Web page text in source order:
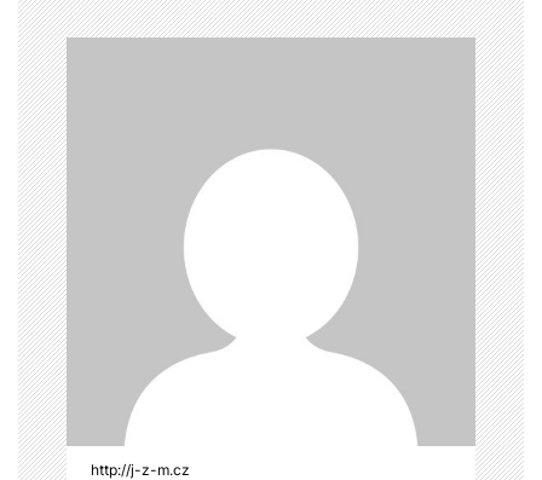
g
a
c
e
p
r
o
p
ř
í
s
p
ě
v
e
k http://j-z-m.cz